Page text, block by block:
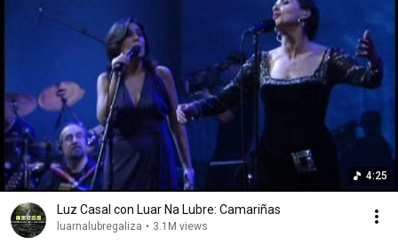
4:25
Luz Casal con Luar Na Lubre: Camariñas
luarnalubregaliza • 3.1M views